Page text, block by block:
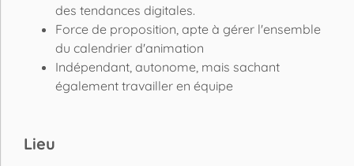
des tendances digitales.
Force de proposition, apte à gérer l'ensemble
du calendrier d'animation
Indépendant, autonome, mais sachant
également travailler en équipe
Lieu